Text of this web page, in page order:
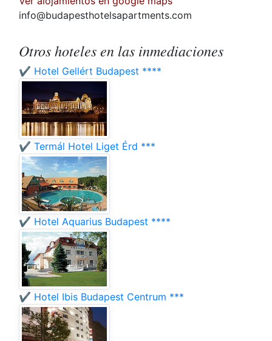
info@budapesthotelsapartments.com
Otros hoteles en las inmediaciones
✔️ Hotel Gellért Budapest ****
✔️ Termál Hotel Liget Érd ***
✔️ Hotel Aquarius Budapest ****
✔️ Hotel Ibis Budapest Centrum ***